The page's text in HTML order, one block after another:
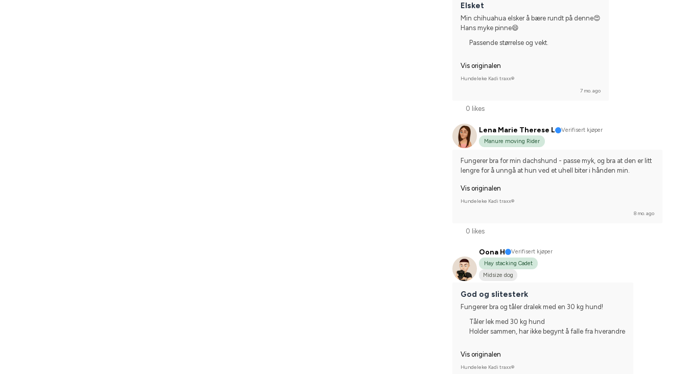
Elsket
Min chihuahua elsker å bære rundt på denne😍
Hans myke pinne😄
Passende størrelse og vekt.
Vis originalen
Hundeleke Kadi traxx®
7 mo. ago
0 likes
Lena Marie Therese L
Verifisert kjøper
Manure moving Rider
Fungerer bra for min dachshund - passe myk, og bra at den er litt
lengre for å unngå at hun ved et uhell biter i hånden min.
Vis originalen
Hundeleke Kadi traxx®
8 mo. ago
0 likes
Oona H
Verifisert kjøper
Hay stacking Cadet
Midsize dog
God og slitesterk
Fungerer bra og tåler dralek med en 30 kg hund!
Tåler lek med 30 kg hund
Holder sammen, har ikke begynt å falle fra hverandre
Vis originalen
Hundeleke Kadi traxx®